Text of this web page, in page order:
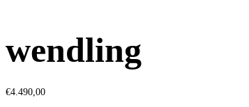
wendling
€4.490,00